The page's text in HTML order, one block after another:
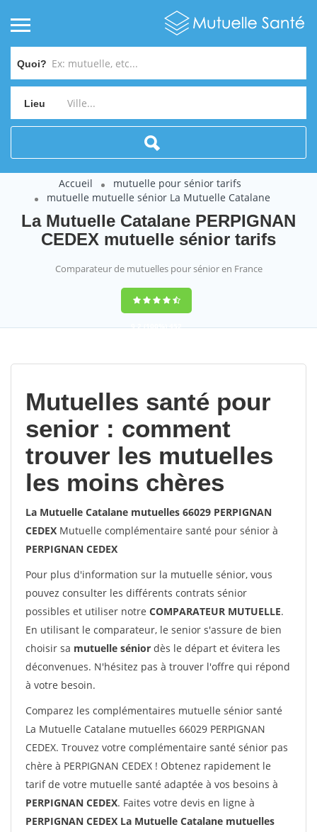
Quoi?
Lieu
Accueil
mutuelle pour sénior tarifs
mutuelle mutuelle sénior La Mutuelle Catalane
La Mutuelle Catalane PERPIGNAN
CEDEX mutuelle sénior tarifs
Comparateur de mutuelles pour sénior en France
9,2(100%)452
Mutuelles santé pour
senior : comment
trouver les mutuelles
les moins chères
La Mutuelle Catalane mutuelles 66029 PERPIGNAN
CEDEX Mutuelle complémentaire santé pour sénior à
PERPIGNAN CEDEX
Pour plus d'information sur la mutuelle sénior, vous
pouvez consulter les différents contrats sénior
possibles et utiliser notre COMPARATEUR MUTUELLE.
En utilisant le comparateur, le senior s'assure de bien
choisir sa mutuelle sénior dès le départ et évitera les
déconvenues. N'hésitez pas à trouver l'offre qui répond
à votre besoin.
Comparez les complémentaires mutuelle sénior santé
La Mutuelle Catalane mutuelles 66029 PERPIGNAN
CEDEX. Trouvez votre complémentaire santé sénior pas
chère à PERPIGNAN CEDEX ! Obtenez rapidement le
tarif de votre mutuelle santé adaptée à vos besoins à
PERPIGNAN CEDEX. Faites votre devis en ligne à
PERPIGNAN CEDEX La Mutuelle Catalane mutuelles